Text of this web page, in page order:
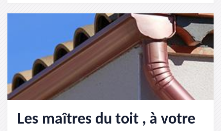
Les maîtres du toit , à votre